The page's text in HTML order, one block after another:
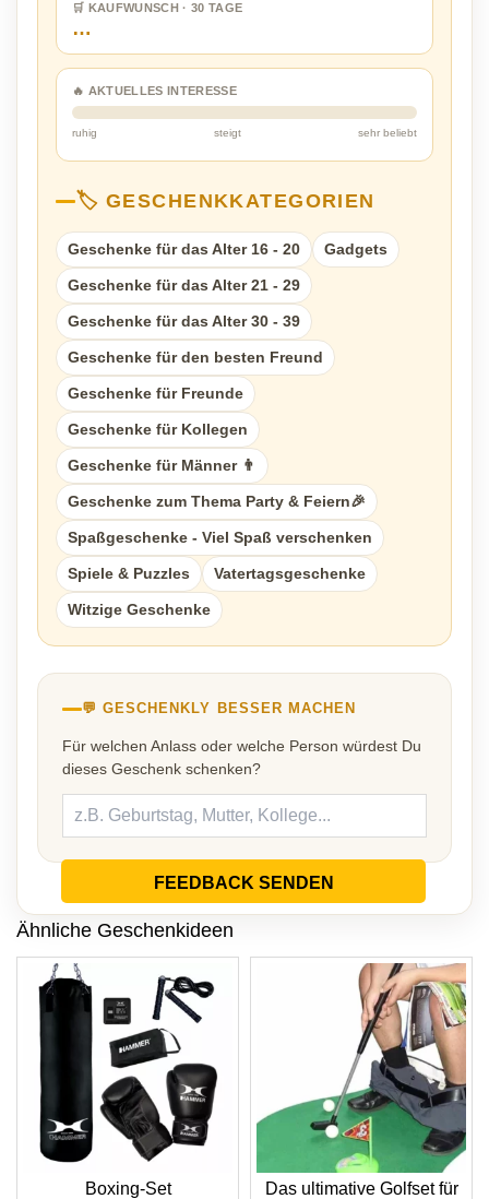
🛒 KAUFWUNSCH · 30 TAGE
…
🔥 AKTUELLES INTERESSE
ruhig steigt sehr beliebt
🏷️ GESCHENKKATEGORIEN
Geschenke für das Alter 16 - 20 Gadgets
Geschenke für das Alter 21 - 29
Geschenke für das Alter 30 - 39
Geschenke für den besten Freund
Geschenke für Freunde
Geschenke für Kollegen
Geschenke für Männer 👨
Geschenke zum Thema Party & Feiern🎉
Spaßgeschenke - Viel Spaß verschenken
Spiele & Puzzles Vatertagsgeschenke
Witzige Geschenke
💬 GESCHENKLY BESSER MACHEN
Für welchen Anlass oder welche Person würdest Du
dieses Geschenk schenken?
FEEDBACK SENDEN
Ähnliche Geschenkideen
Boxing-Set
Das ultimative Golfset für